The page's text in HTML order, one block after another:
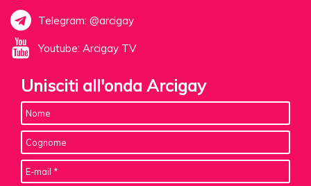
Telegram: @arcigay
Youtube: Arcigay TV
Unisciti all'onda Arcigay